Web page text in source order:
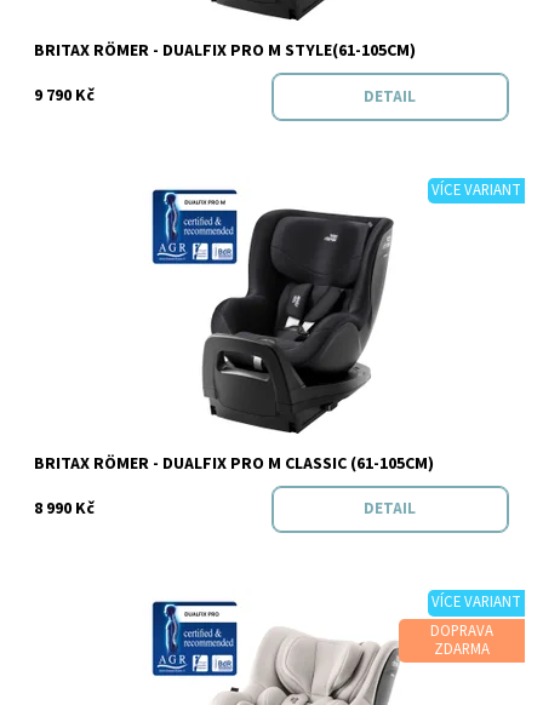
BRITAX RÖMER
BRITAX RÖMER - DUALFIX PRO M STYLE(61-105CM)
9 790 Kč
DETAIL
VÍCE VARIANT
Skladem
BRITAX RÖMER
BRITAX RÖMER - DUALFIX PRO M CLASSIC (61-105CM)
8 990 Kč
DETAIL
VÍCE VARIANT
DOPRAVA
ZDARMA
Skladem